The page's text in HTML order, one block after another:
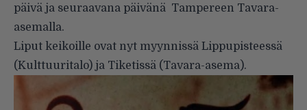
päivä ja seuraavana päivänä Tampereen Tavara-
asemalla.
Liput keikoille ovat nyt myynnissä Lippupisteessä
(Kulttuuritalo) ja Tiketissä (Tavara-asema).